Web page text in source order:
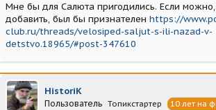
Мне бы для Салюта пригодились. Если
добавить, был бы признателен https://
club.ru/threads/velosiped-saljut-s-ili-nazad-v-
detstvo.18965/#post-347610
HistoriK
Пользователь Топикстартер 10 лет на